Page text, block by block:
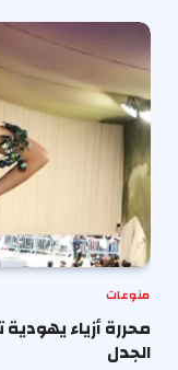
منوعات
محررة أزياء
الجدل